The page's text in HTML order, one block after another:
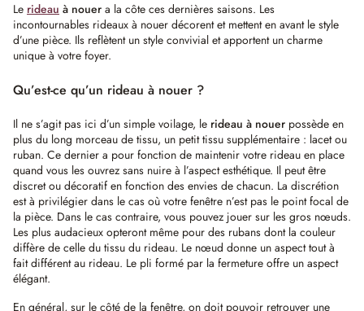
Le rideau à nouer a la côte ces dernières saisons. Les
incontournables rideaux à nouer décorent et mettent en avant le style
d’une pièce. Ils reflètent un style convivial et apportent un charme
unique à votre foyer.
Qu’est-ce qu’un rideau à nouer ?
Il ne s’agit pas ici d’un simple voilage, le rideau à nouer possède en
plus du long morceau de tissu, un petit tissu supplémentaire : lacet ou
ruban. Ce dernier a pour fonction de maintenir votre rideau en place
quand vous les ouvrez sans nuire à l’aspect esthétique. Il peut être
discret ou décoratif en fonction des envies de chacun. La discrétion
est à privilégier dans le cas où votre fenêtre n’est pas le point focal de
la pièce. Dans le cas contraire, vous pouvez jouer sur les gros nœuds.
Les plus audacieux opteront même pour des rubans dont la couleur
diffère de celle du tissu du rideau. Le nœud donne un aspect tout à
fait différent au rideau. Le pli formé par la fermeture offre un aspect
élégant.
En général, sur le côté de la fenêtre, on doit pouvoir retrouver une